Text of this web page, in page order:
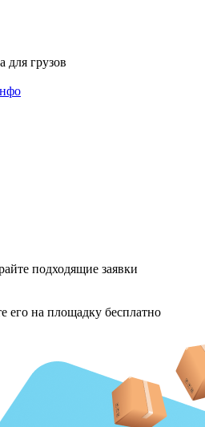
для грузов
подходящие заявки
его на площадку бесплатно